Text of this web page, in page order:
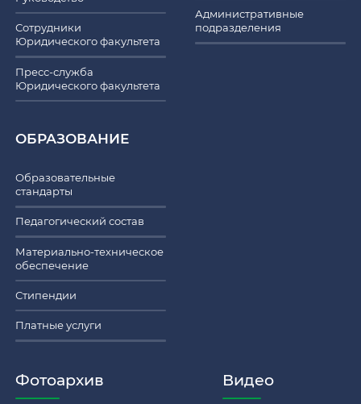
Сотрудники
Юридического факультета
Пресс-служба
Юридического факультета
Административные
подразделения
ОБРАЗОВАНИЕ
Образовательные
стандарты
Педагогический состав
Материально-техническое
обеспечение
Стипендии
Платные услуги
Фотоархив Видео